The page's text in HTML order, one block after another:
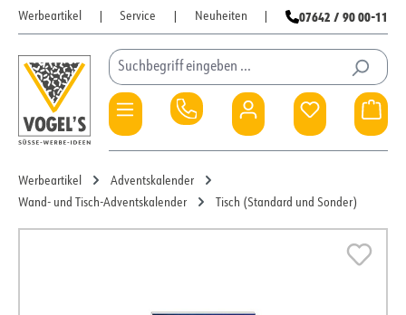
Zum Hauptinhalt springen
Werbeartikel Service Neuheiten 07642 / 90 00-11
Du hast 0
Werbeartikel
Adventskalender
Wand- und Tisch-Adventskalender
Tisch (Standard und Sonder)